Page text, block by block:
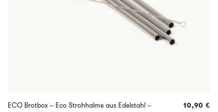
ECO Brotbox – Eco Strohhalme aus Edelstahl –
10,90 €